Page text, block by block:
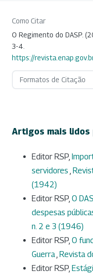
Como Citar
O Regimento do DASP.
3-4.
https://
Formatos de Citação
Artigos mais lidos
Editor RSP,
servidores ,
(1942)
Editor RSP, O
despesas
n. 2 e 3 (1946)
Editor RSP, O
Guerra, Revista
Editor RSP,